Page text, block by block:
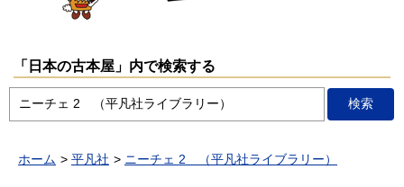
「日本の古本屋」内で検索する
ホーム 平凡社 ニーチェ 2 （平凡社ライブラリー）